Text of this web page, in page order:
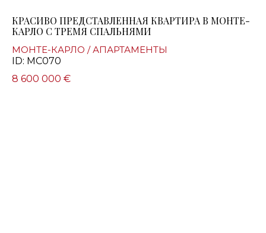
КРАСИВО ПРЕДСТАВЛЕННАЯ КВАРТИРА В МОНТЕ-
КАРЛО С ТРЕМЯ СПАЛЬНЯМИ
МОНТЕ-КАРЛО / АПАРТАМЕНТЫ
ID: MC070
8 600 000 €